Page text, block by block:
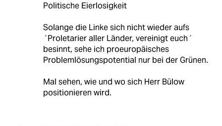
Politische Eierlosigkeit
Solange die Linke sich nicht wieder aufs
´Proletarier aller Länder, vereinigt euch´
besinnt, sehe ich proeuropäisches
Problemlösungspotential nur bei der Grünen.
Mal sehen, wie und wo sich Herr Bülow
positionieren wird.